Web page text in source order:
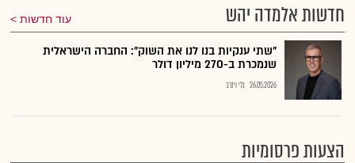
חדשות אלמדה יהש עוד חדשות
"שתי ענקיות בנו לנו את השוק": החברה הישראלית
שנמכרת ב-270 מיליון דולר
26.05.2026 גלי וינרב
הצעות פרסומיות